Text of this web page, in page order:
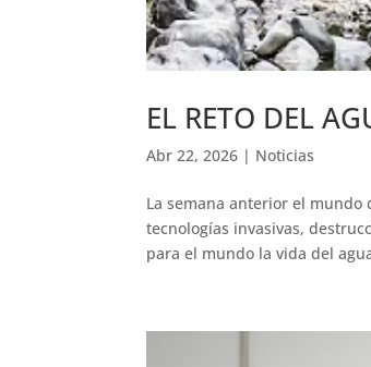
EL RETO DEL
Abr 22, 2026 | Noticias
La semana anterior el mundo
tecnologías invasivas,
para el mundo la vida del